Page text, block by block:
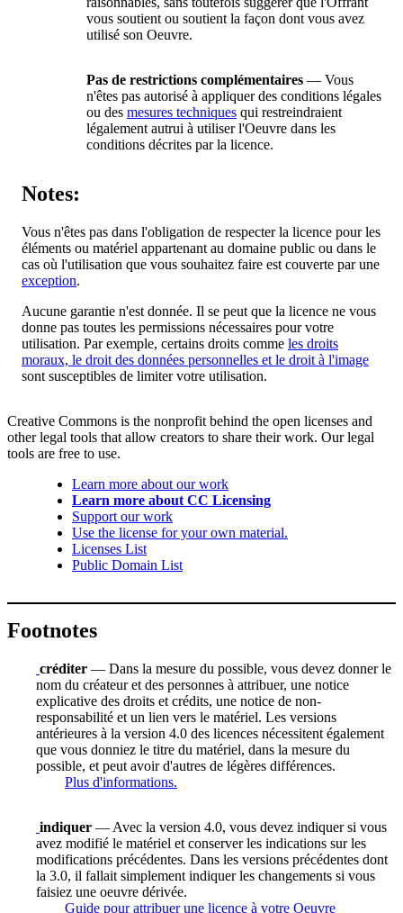
vous soutient ou soutient la façon dont vous avez
utilisé son Oeuvre.
Pas de restrictions complémentaires — Vous
n'êtes pas autorisé à appliquer des conditions légales
ou des mesures techniques qui restreindraient
légalement autrui à utiliser l'Oeuvre dans les
conditions décrites par la licence.
Notes:
Vous n'êtes pas dans l'obligation de respecter la licence pour les
éléments ou matériel appartenant au domaine public ou dans le
cas où l'utilisation que vous souhaitez faire est couverte par une
exception.
Aucune garantie n'est donnée. Il se peut que la licence ne vous
donne pas toutes les permissions nécessaires pour votre
utilisation. Par exemple, certains droits comme les droits
moraux, le droit des données personnelles et le droit à l'image
sont susceptibles de limiter votre utilisation.
Creative Commons is the nonprofit behind the open licenses and
other legal tools that allow creators to share their work. Our legal
tools are free to use.
Learn more about our work
Learn more about CC Licensing
Support our work
Use the license for your own material.
Licenses List
Public Domain List
Footnotes
créditer — Dans la mesure du possible, vous devez donner le
nom du créateur et des personnes à attribuer, une notice
explicative des droits et crédits, une notice de non-
responsabilité et un lien vers le matériel. Les versions
antérieures à la version 4.0 des licences nécessitent également
que vous donniez le titre du matériel, dans la mesure du
possible, et peut avoir d'autres de légères différences.
Plus d'informations.
indiquer — Avec la version 4.0, vous devez indiquer si vous
avez modifié le matériel et conserver les indications sur les
modifications précédentes. Dans les versions précédentes dont
la 3.0, il fallait simplement indiquer les changements si vous
faisiez une oeuvre dérivée.
Guide pour attribuer une licence à votre Oeuvre